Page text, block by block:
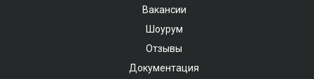
Вакансии
Шоурум
Отзывы
Документация